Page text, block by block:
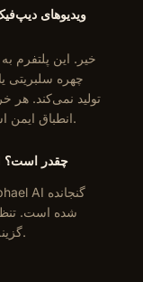
خیر. این پلتفرم
چهره سلبریتی
انطباق ایمن است و برای انتشار تجاری آماده است.
هزینه Seedance 2.0 در Raphael AI چقدر است؟
شده است.
گزینه‌های خروجی موجود را تعیین می‌کند.